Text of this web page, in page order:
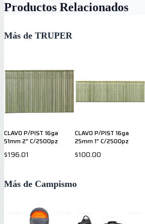
Productos Relacionados
Más de TRUPER
CLAVO P/PIST 16ga
51mm 2" C/2500pz
$196.01
CLAVO P/PIST 16ga
25mm 1" C/2500pz
$100.00
Más de Campismo